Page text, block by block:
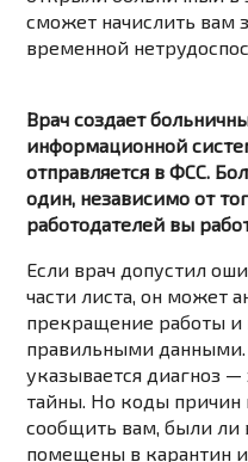
сможет начислить вам
временной
Врач создает
информационной
отправляется в ФСС.
один, независимо от
работодателей вы
Если врач допустил
части листа, он может
прекращение работы и
правильными данными.
указывается диагноз
тайны. Но коды причин
сообщить вам, были ли
помещены в карантин